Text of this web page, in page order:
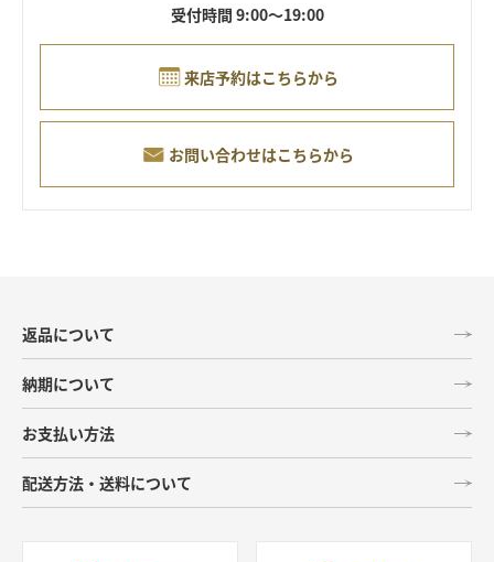
受付時間 9:00～19:00
来店予約はこちらから
お問い合わせはこちらから
返品について
納期について
お支払い方法
配送方法・送料について